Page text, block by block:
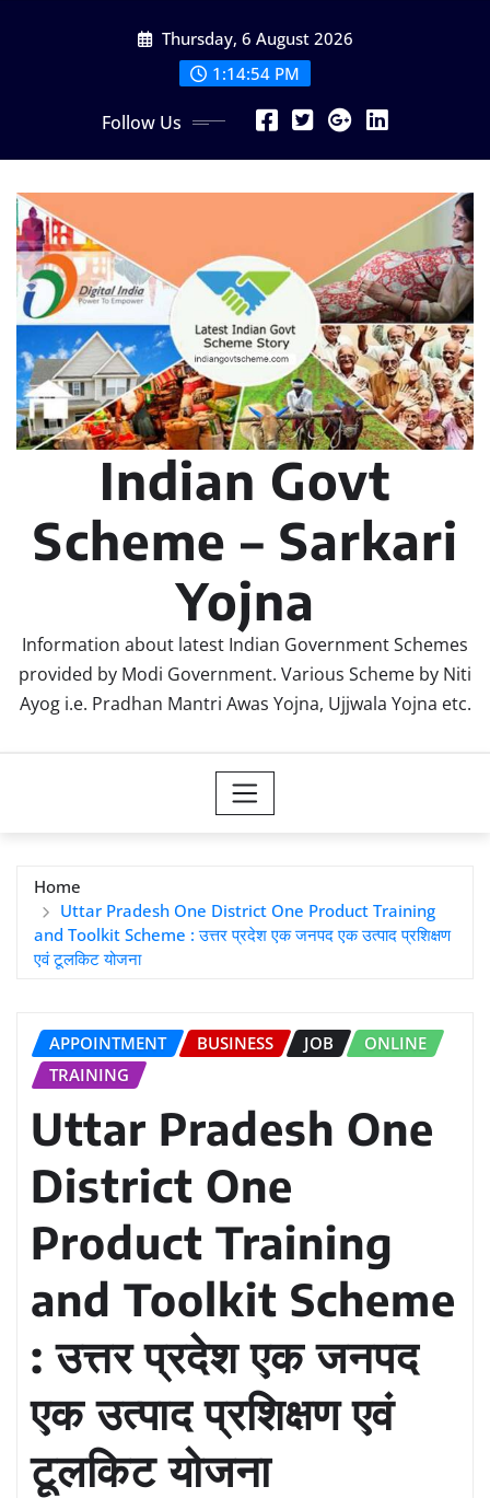
Thursday, 6 August 2026
1:14:55 PM
Follow Us
Indian Govt
Scheme – Sarkari
Yojna
Information about latest Indian Government Schemes
provided by Modi Government. Various Scheme by Niti
Ayog i.e. Pradhan Mantri Awas Yojna, Ujjwala Yojna etc.
Home
Uttar Pradesh One District One Product Training
and Toolkit Scheme : उत्तर प्रदेश एक जनपद एक उत्पाद प्रशिक्षण
एवं टूलकिट योजना
APPOINTMENT BUSINESS JOB
ONLINE
TRAINING
Uttar Pradesh One
District One
Product Training
and Toolkit Scheme
: उत्तर प्रदेश एक जनपद
एक उत्पाद प्रशिक्षण एवं
टूलकिट योजना